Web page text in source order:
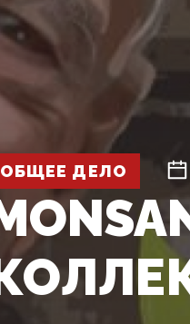
ОБЩЕЕ ДЕЛО